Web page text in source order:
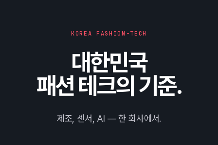
KOREA FASHION-TECH
대한민국
패션 테크의 기준.
제조, 센서, AI — 한 회사에서.